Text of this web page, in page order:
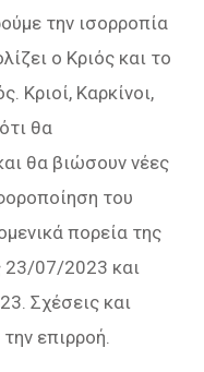
την ισορροπία
ο Κριός και το
Κριοί, Καρκίνοι,
θα
θα βιώσουν νέες
του
πορεία της
23/07/2023 και
Σχέσεις και
επιρροή.